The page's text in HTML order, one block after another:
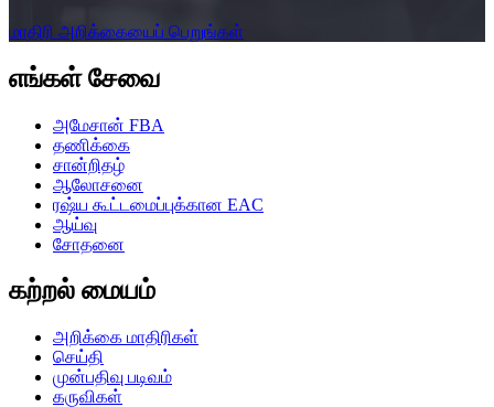
மாதிரி அறிக்கையைப் பெறுங்கள்
எங்கள் சேவை
அமேசான் FBA
தணிக்கை
சான்றிதழ்
ஆலோசனை
ரஷ்ய கூட்டமைப்புக்கான EAC
ஆய்வு
சோதனை
கற்றல் மையம்
அறிக்கை மாதிரிகள்
செய்தி
முன்பதிவு படிவம்
கருவிகள்